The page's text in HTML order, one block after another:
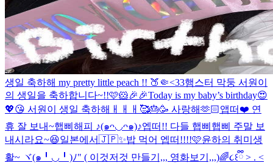
생일 축하해 my pretty little peach !! 🍑🤏<33햄스터 막둥 서원이
의 생일을 축하합니다~!!🩷🐹🎉🎉Today is my baby’s birthday😍
💖😘 서원이 생일 축하해ㅐㅐㅐ🥰🎂🥳 사랑해🫶🏻앱떠❤️ 연
휴 잘 보내~햅삐해피 ♪(๑ᴖ◡ᴖ๑)♪엡떠!! 다들 햅삐햅삐 주말 보
내시라요~😆일본에서🇯🇵✨밥 먹어 엡떠!!!!🩷윤하의 취미생
활~ ヾ(๑╹◡╹)ﾉ" ( 이것저것 만들기,,, 영화보기,,,)🌈૮꒰ྀི > . <